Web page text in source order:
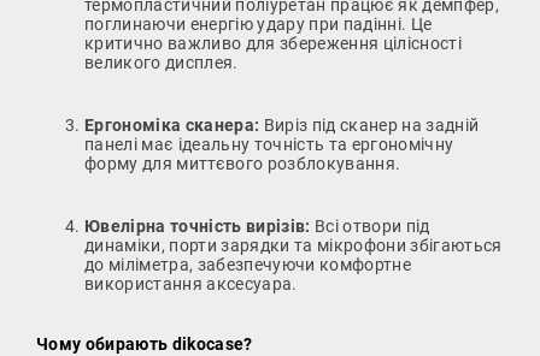
термопластичний поліуретан працює як демпфер,
поглинаючи енергію удару при падінні. Це
критично важливо для збереження цілісності
великого дисплея.
Ергономіка сканера: Виріз під сканер на задній
панелі має ідеальну точність та ергономічну
форму для миттєвого розблокування.
Ювелірна точність вирізів: Всі отвори під
динаміки, порти зарядки та мікрофони збігаються
до міліметра, забезпечуючи комфортне
використання аксесуара.
Чому обирають dikocase?